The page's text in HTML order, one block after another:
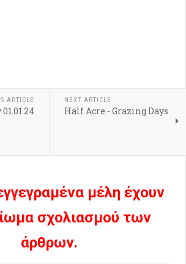
ARTICLE NEXT ARTICLE
Half Acre - Grazing Days
μέλη έχουν
σχολιασμού των
άρθρων.